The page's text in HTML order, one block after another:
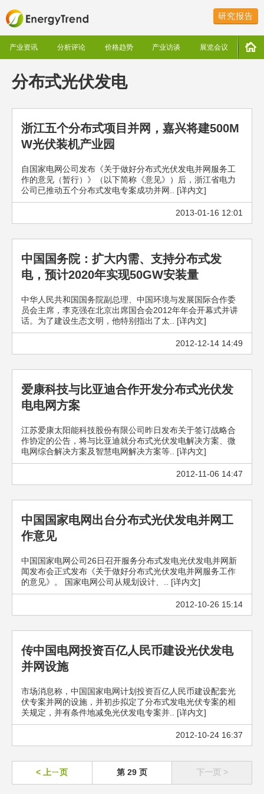
研究报告
产业资讯 分析评论 价格趋势 产业访谈 展览会议
分布式光伏发电
浙江五个分布式项目并网，嘉兴将建500M
W光伏装机产业园
自国家电网公司发布《关于做好分布式光伏发电并网服务工
作的意见（暂行）》（以下简称《意见》）后，浙江省电力
公司已推动五个分布式发电专案成功并网.. [详内文]
2013-01-16 12:01
中国国务院：扩大内需、支持分布式发
电，预计2020年实现50GW安装量
中华人民共和国国务院副总理、中国环境与发展国际合作委
员会主席，李克强在北京出席国合会2012年年会开幕式并讲
话。为了建设生态文明，他特别指出了太.. [详内文]
2012-12-14 14:49
爱康科技与比亚迪合作开发分布式光伏发
电电网方案
江苏爱康太阳能科技股份有限公司昨日发布关于签订战略合
作协定的公告，将与比亚迪就分布式光伏发电解决方案、微
电网综合解决方案及智慧电网解决方案等.. [详内文]
2012-11-06 14:47
中国国家电网出台分布式光伏发电并网工
作意见
中国国家电网公司26日召开服务分布式发电光伏发电并网新
闻发布会正式发布《关于做好分布式光伏发电并网服务工作
的意见》。 国家电网公司从规划设计、.. [详内文]
2012-10-26 15:14
传中国电网投资百亿人民币建设光伏发电
并网设施
市场消息称，中国国家电网计划投资百亿人民币建设配套光
伏专案并网的设施，并初步拟定了分布式发电光伏专案的相
关规定，并有条件地减免光伏发电专案并.. [详内文]
2012-10-24 16:37
< 上ㄧ页 第 29 页 下一页 >